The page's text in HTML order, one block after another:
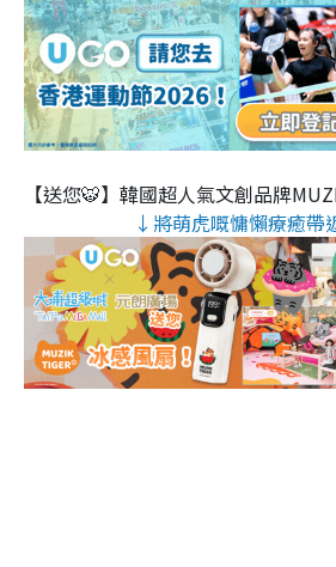
【送您🐯】韓國超人氣文創品牌
↓將萌虎嘅慵懶療癒帶